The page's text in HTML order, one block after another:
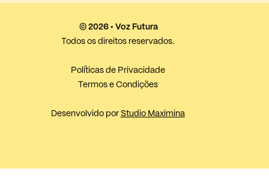
© 2026 • Voz Futura
Todos os direitos reservados.
Políticas de Privacidade
Termos e Condições
Desenvolvido por Studio Maximina